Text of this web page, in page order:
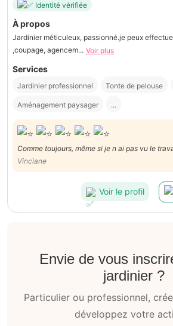
Identité vérifiée
À propos
Jardinier méticuleux, passionné.je peux
,coupage, agencem... Voir plus
Services
Jardinier professionnel Tonte de pelouse
Aménagement paysager ...
Comme toujours, même si je n ai pas vu le
organisé et agréable.
Vinciane
Voir le profil
Envie de vous
jardinier ?
Particulier ou professionnel,
développez votre